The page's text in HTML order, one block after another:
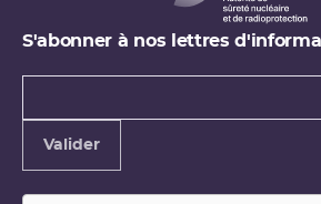
S'abonner à nos lettres
Types de
Valider